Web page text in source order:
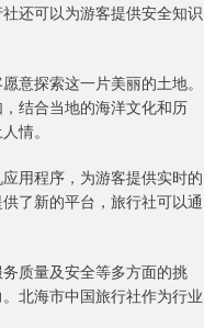
还可以为游客提供安全知识
意探索这一片美丽的土地。
结合当地的海洋文化和历
情。
用程序，为游客提供实时的
了新的平台，旅行社可以通
质量及安全等多方面的挑
北海市中国旅行社作为行业